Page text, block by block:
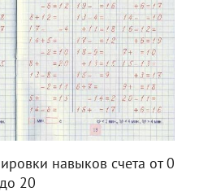
навыков счета от 0
до 20